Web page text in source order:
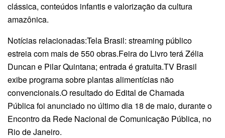
clássica, conteúdos infantis e valorização da cultura
amazônica.
Notícias relacionadas:Tela Brasil: streaming público
estreia com mais de 550 obras.Feira do Livro terá Zélia
Duncan e Pilar Quintana; entrada é gratuita.TV Brasil
exibe programa sobre plantas alimentícias não
convencionais.O resultado do Edital de Chamada
Pública foi anunciado no último dia 18 de maio, durante o
Encontro da Rede Nacional de Comunicação Pública, no
Rio de Janeiro.